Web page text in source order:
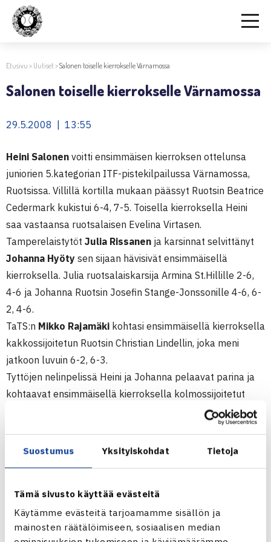
Suostumus Yksityiskohdat Tietoja
Tämä sivusto käyttää evästeitä
Käytämme evästeitä tarjoamamme sisällön ja
mainosten räätälöimiseen, sosiaalisen median
Etusivu > Uutiset>Salonen toiselle kierrokselle Värnamossa
Salonen toiselle kierrokselle Värnamossa
29.5.2008 | 13:55
Heini Salonen voitti ensimmäisen kierroksen ottelunsa
juniorien 5.kategorian ITF-pistekilpailussa Värnamossa,
Ruotsissa. Villillä kortilla mukaan päässyt Ruotsin Beatrice
Cedermark kukistui 6-4, 7-5. Toisella kierroksella Heini
saa vastaansa ruotsalaisen Evelina Virtasen.
Tamperelaistytöt Julia Rissanen ja karsinnat selvittänyt
Johanna Hyöty sen sijaan hävisivät ensimmäisellä
kierroksella. Julia ruotsalaiskarsija Armina St.Hillille 2-6,
4-6 ja Johanna Ruotsin Josefin Stange-Jonssonille 4-6, 6-
2, 4-6.
TaTS:n Mikko Rajamäki kohtasi ensimmäisellä kierroksella
kakkossijoitetun Ruotsin Christian Lindellin, joka meni
jatkoon luvuin 6-2, 6-3.
Tyttöjen nelinpelissä Heini ja Johanna pelaavat parina ja
kohtaavat ensimmäisellä kierroksella kolmossijoitetut
ruotsalaiset Isabelle Jonssonin ja Anette Munozovan.
Mikko Rajamäen parina poikien nelinpelissä on Ruotsin
Rasmus Svärd. Myös he kohtaava ensimmäisellä kierrolla
Juniorien 5.kategorian ITF-pistekilpailu
26.5.-1.6.Värnamo, Ruotsi